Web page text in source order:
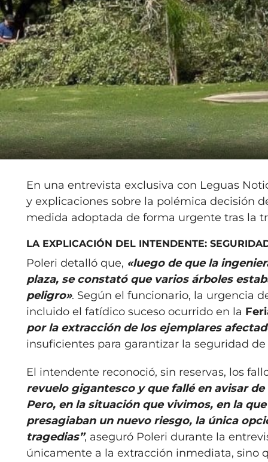
En una entrevista exclusiva con Leguas
y explicaciones sobre la polémica decisión
medida adoptada de forma urgente tras la
LA EXPLICACIÓN DEL INTENDENTE:
Poleri detalló que, «luego de que la
plaza, se constató que varios árboles
peligro». Según el funcionario, la urgencia
incluido el fatídico suceso ocurrido en la
por la extracción de los ejemplares
insuficientes para garantizar la seguridad
El intendente reconoció, sin reservas, los
revuelo gigantesco y que fallé en avisar
Pero, en la situación que vivimos, en la
presagiaban un nuevo riesgo, la única
tragedias”, aseguró Poleri durante la
únicamente a la extracción inmediata, sino